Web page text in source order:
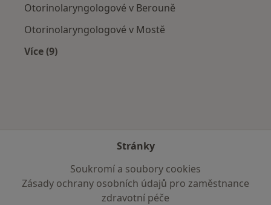
Otorinolaryngologové v Berouně
Otorinolaryngologové v Mostě
Více (9)
Stránky
Soukromí a soubory cookies
Zásady ochrany osobních údajů pro zaměstnance
zdravotní péče